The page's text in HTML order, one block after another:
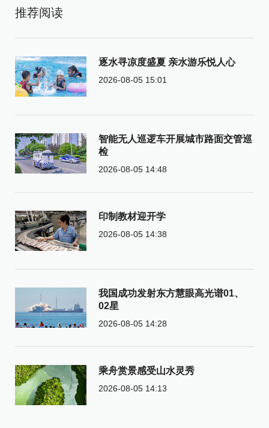
推荐阅读
逐水寻凉度盛夏 亲水游乐悦人心
2026-08-05 15:01
智能无人巡逻车开展城市路面交管巡
检
2026-08-05 14:48
印制教材迎开学
2026-08-05 14:38
我国成功发射东方慧眼高光谱01、
02星
2026-08-05 14:28
乘舟赏景感受山水灵秀
2026-08-05 14:13